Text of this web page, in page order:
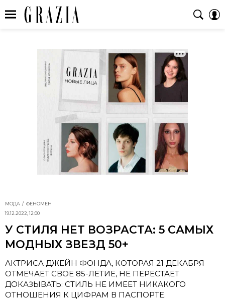
МОДА
ФЕНОМЕН
19.12.2022, 12:00
У СТИЛЯ НЕТ ВОЗРАСТА: 5 САМЫХ
МОДНЫХ ЗВЕЗД 50+
АКТРИСА ДЖЕЙН ФОНДА, КОТОРАЯ 21 ДЕКАБРЯ
ОТМЕЧАЕТ СВОЕ 85-ЛЕТИЕ, НЕ ПЕРЕСТАЕТ
ДОКАЗЫВАТЬ: СТИЛЬ НЕ ИМЕЕТ НИКАКОГО
ОТНОШЕНИЯ К ЦИФРАМ В ПАСПОРТЕ.